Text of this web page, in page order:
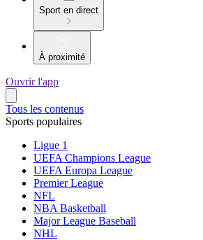
Sport en direct
À proximité
Ouvrir l'app
Tous les contenus
Sports populaires
Ligue 1
UEFA Champions League
UEFA Europa League
Premier League
NFL
NBA Basketball
Major League Baseball
NHL